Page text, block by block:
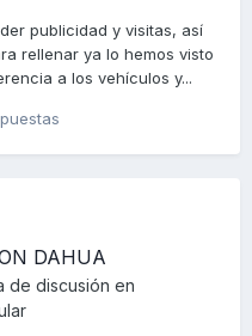
publicidad y visitas, así
rellenar ya lo hemos visto
a los vehículos y...
DAHUA
de discusión en